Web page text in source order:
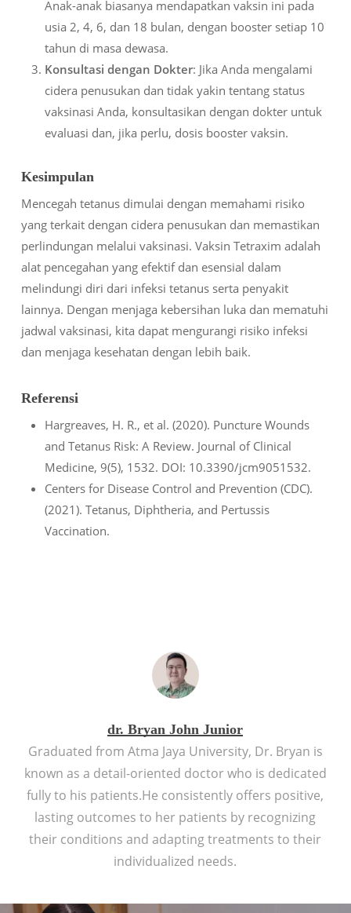
Anak-anak biasanya mendapatkan vaksin ini pada
usia 2, 4, 6, dan 18 bulan, dengan booster setiap 10
tahun di masa dewasa.
Konsultasi dengan Dokter: Jika Anda mengalami
cidera penusukan dan tidak yakin tentang status
vaksinasi Anda, konsultasikan dengan dokter untuk
evaluasi dan, jika perlu, dosis booster vaksin.
Kesimpulan
Mencegah tetanus dimulai dengan memahami risiko
yang terkait dengan cidera penusukan dan memastikan
perlindungan melalui vaksinasi. Vaksin Tetraxim adalah
alat pencegahan yang efektif dan esensial dalam
melindungi diri dari infeksi tetanus serta penyakit
lainnya. Dengan menjaga kebersihan luka dan mematuhi
jadwal vaksinasi, kita dapat mengurangi risiko infeksi
dan menjaga kesehatan dengan lebih baik.
Referensi
Hargreaves, H. R., et al. (2020). Puncture Wounds
and Tetanus Risk: A Review. Journal of Clinical
Medicine, 9(5), 1532. DOI: 10.3390/jcm9051532.
Centers for Disease Control and Prevention (CDC).
(2021). Tetanus, Diphtheria, and Pertussis
Vaccination.
dr. Bryan John Junior
Graduated from Atma Jaya University, Dr. Bryan is
known as a detail-oriented doctor who is dedicated
fully to his patients.He consistently offers positive,
lasting outcomes to her patients by recognizing
their conditions and adapting treatments to their
individualized needs.